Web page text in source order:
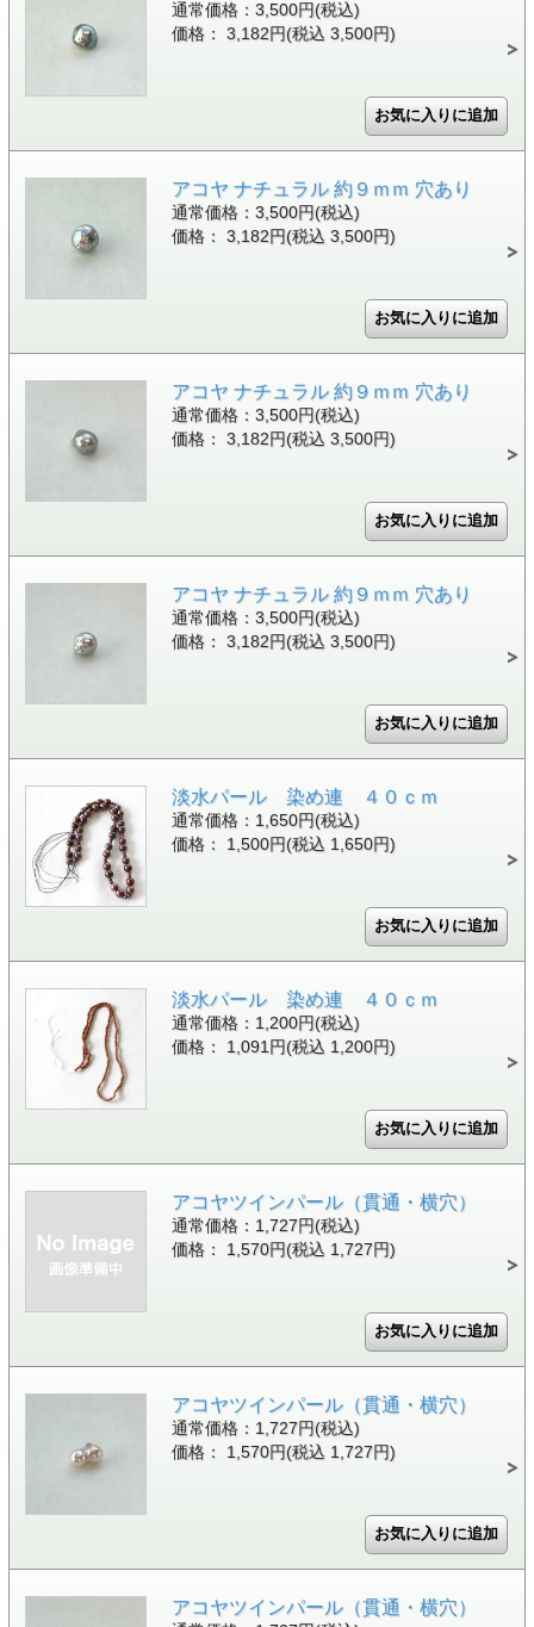
通常価格：3,500円(税込)
価格： 3,182円(税込 3,500円)
アコヤ ナチュラル 約９ｍｍ 穴あり
通常価格：3,500円(税込)
価格： 3,182円(税込 3,500円)
アコヤ ナチュラル 約９ｍｍ 穴あり
通常価格：3,500円(税込)
価格： 3,182円(税込 3,500円)
アコヤ ナチュラル 約９ｍｍ 穴あり
通常価格：3,500円(税込)
価格： 3,182円(税込 3,500円)
淡水パール 染め連 ４０ｃｍ
通常価格：1,650円(税込)
価格： 1,500円(税込 1,650円)
淡水パール 染め連 ４０ｃｍ
通常価格：1,200円(税込)
価格： 1,091円(税込 1,200円)
アコヤツインパール（貫通・横穴）
通常価格：1,727円(税込)
価格： 1,570円(税込 1,727円)
アコヤツインパール（貫通・横穴）
通常価格：1,727円(税込)
価格： 1,570円(税込 1,727円)
アコヤツインパール（貫通・横穴）